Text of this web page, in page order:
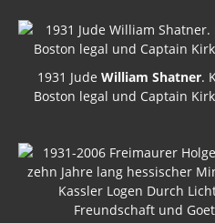
1931 Jude William Shatner.
Boston legal und Captain